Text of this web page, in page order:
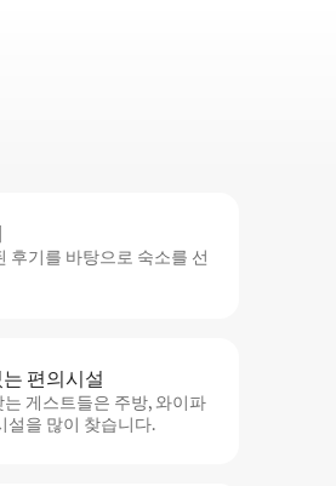
후기를 바탕으로 숙소를 선
편의시설
게스트들은 주방, 와이파
설을 많이 찾습니다.